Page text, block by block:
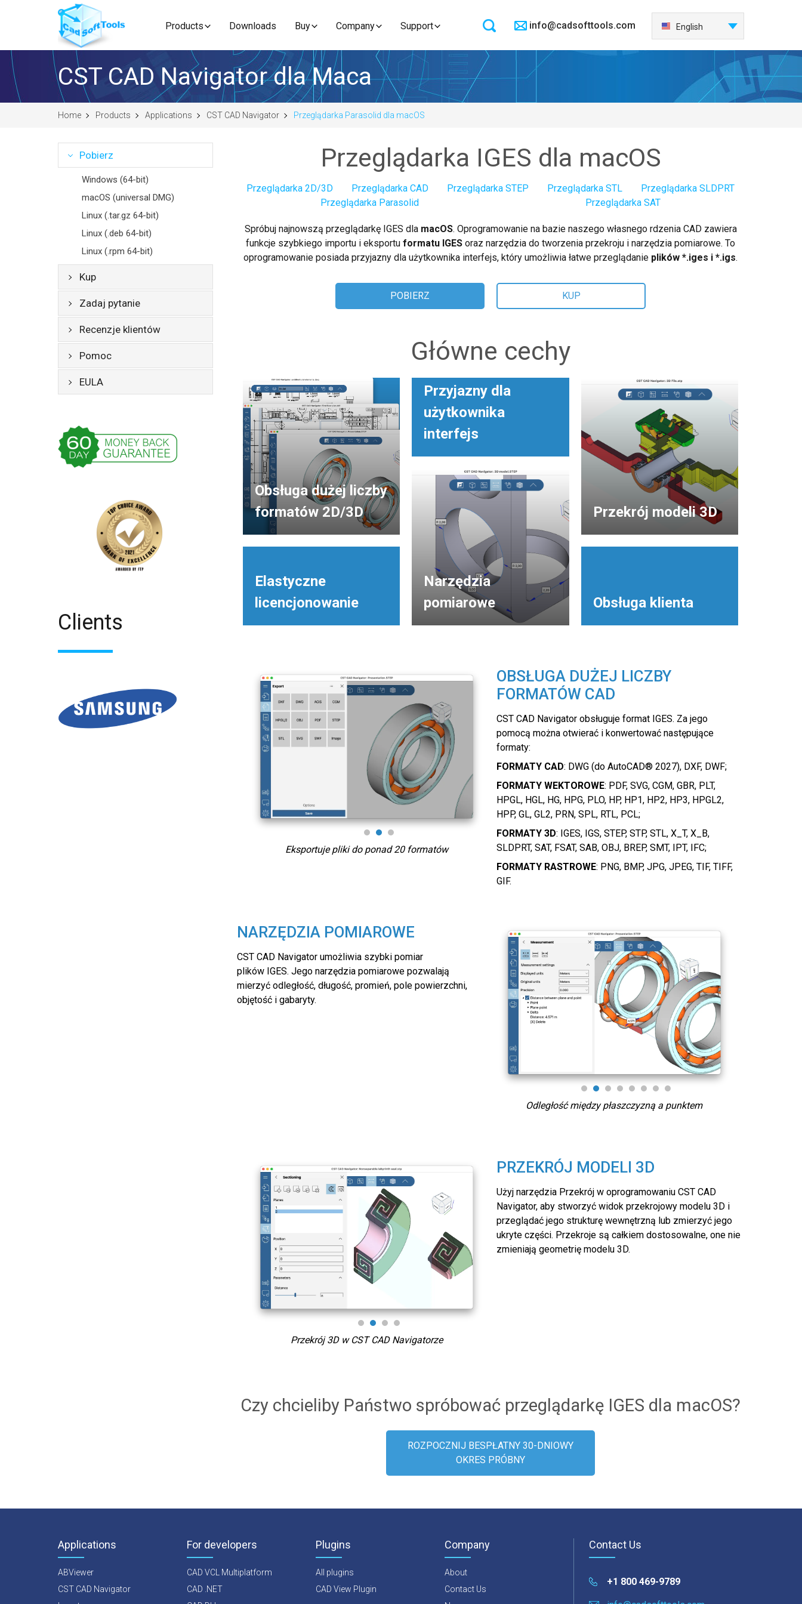
Products Downloads Buy Company Support info@cadsofttools.com English
日本語
Español
中国
CST CAD Navigator dla Maca
Home Products Applications CST CAD Navigator Przeglądarka Parasolid dla macOS
Pobierz
Windows (64-bit)
macOS (universal DMG)
Linux (.tar.gz 64-bit)
Linux (.deb 64-bit)
Linux (.rpm 64-bit)
Kup
Zadaj pytanie
Recenzje klientów
Pomoc
EULA
Clients
Przeglądarka IGES dla macOS
Przeglądarka 2D/3D Przeglądarka CAD Przeglądarka STEP Przeglądarka STL
Przeglądarka SLDPRT
Przeglądarka Parasolid
Przeglądarka SAT
Spróbuj najnowszą przeglądarkę IGES dla macOS. Oprogramowanie na bazie naszego własnego rdzenia CAD zawiera
funkcje szybkiego importu i eksportu formatu IGES oraz narzędzia do tworzenia przekroju i narzędzia pomiarowe. To
oprogramowanie posiada przyjazny dla użytkownika interfejs, który umożliwia łatwe przeglądanie plików *.iges i *.igs.
POBIERZ KUP
Główne cechy
Obsługa dużej liczby
formatów 2D/3D
Elastyczne
licencjonowanie
Przyjazny dla
użytkownika
interfejs
Narzędzia
pomiarowe
Przekrój modeli 3D
Obsługa klienta
OBSŁUGA DUŻEJ LICZBY
FORMATÓW CAD
CST CAD Navigator obsługuje format IGES. Za jego
pomocą można otwierać i konwertować następujące
formaty:
FORMATY CAD: DWG (do AutoCAD® 2027), DXF, DWF;
FORMATY WEKTOROWE: PDF, SVG, CGM, GBR, PLT,
HPGL, HGL, HG, HPG, PLO, HP, HP1, HP2, HP3, HPGL2,
HPP, GL, GL2, PRN, SPL, RTL, PCL;
FORMATY 3D: IGES, IGS, STEP, STP, STL, X_T, X_B,
SLDPRT, SAT, FSAT, SAB, OBJ, BREP, SMT, IPT, IFC;
FORMATY RASTROWE: PNG, BMP, JPG, JPEG, TIF, TIFF,
GIF.
Eksportuje pliki do ponad 20 formatów Drukuje pliki w systemie macos
NARZĘDZIA POMIAROWE
CST CAD Navigator umożliwia szybki pomiar
plików IGES. Jego narzędzia pomiarowe pozwalają
mierzyć odległość, długość, promień, pole powierzchni,
objętość i gabaryty.
Odległość między płaszczyzną a punktem
PRZEKRÓJ MODELI 3D
Użyj narzędzia Przekrój w oprogramowaniu CST CAD
Navigator, aby stworzyć widok przekrojowy modelu 3D i
przeglądać jego strukturę wewnętrzną lub zmierzyć jego
ukryte części. Przekroje są całkiem dostosowalne, one nie
zmieniają geometrię modelu 3D.
Przekrój 3D w CST CAD Navigatorze
Czy chcieliby Państwo spróbować przeglądarkę IGES dla macOS?
ROZPOCZNIJ BESPŁATNY 30-DNIOWY
OKRES PRÓBNY
Applications
ABViewer
CST CAD Navigator
For developers
CAD VCL Multiplatform
CAD .NET
Plugins
All plugins
CAD View Plugin
Company
About
Contact Us
Contact Us
+1 800 469-9789